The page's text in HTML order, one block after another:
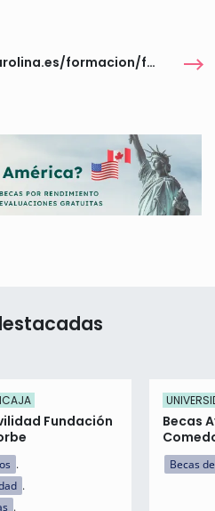
https://www.fundacioncarolina.es/formacion/formacion-y-becas-de-la-fundacion-carolina/
Fundación
Becas
Becas